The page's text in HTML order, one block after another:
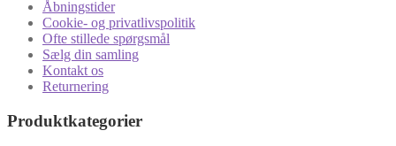
Åbningstider
Cookie- og privatlivspolitik
Ofte stillede spørgsmål
Sælg din samling
Kontakt os
Returnering
Produktkategorier